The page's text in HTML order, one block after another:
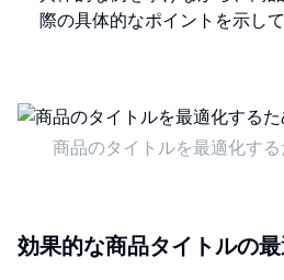
際の具体的なポイントを示して
商品のタイトルを最適化す
効果的な商品タイトルの